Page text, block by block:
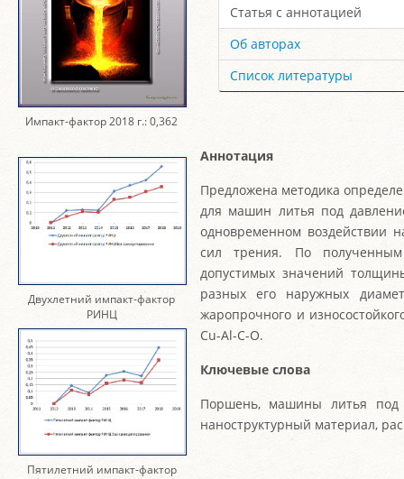
Импакт-фактор 2018 г.: 0,362
Двухлетний импакт-фактор
РИНЦ
Пятилетний импакт-фактор
Статья с аннотацией
Об авторах
Список литературы
Аннотация
Предложена методика
для машин литья под
одновременном воздействии
сил трения. По
допустимых значений
разных его наружных
жаропрочного и
Cu-Al-C-O.
Ключевые слова
Поршень, машины литья под
наноструктурный материал,